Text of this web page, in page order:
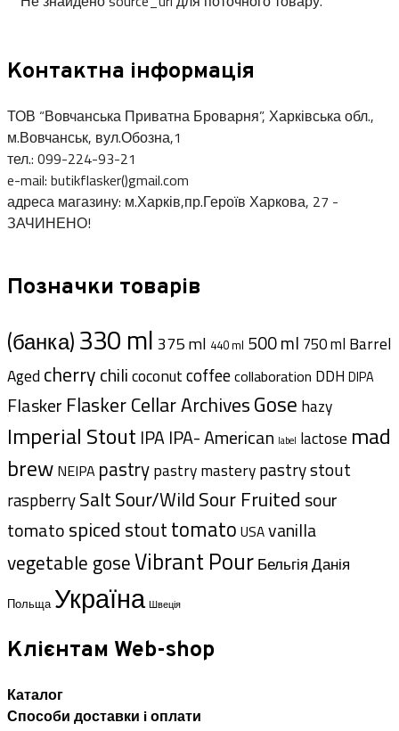
Контактна інформація
ТОВ “Вовчанська Приватна Броварня”, Харківська обл.,
м.Вовчанськ, вул.Обозна,1
тел.: 099-224-93-21
e-mail: butikflasker()gmail.com
адреса магазину: м.Харків,пр.Героїв Харкова, 27 -
ЗАЧИНЕНО!
Позначки товарів
(банка)330 ml 375 ml 440 ml 500 ml 750 ml Barrel
Aged cherrychilicoconutcoffeecollaboration DDH DIPA
Flasker Flasker Cellar ArchivesGose hazy
Imperial Stout IPA IPA- American label lactose mad
brew NEIPA pastrypastry masterypastry stout
raspberrySaltSour/WildSour Fruited sour
tomatospiced stouttomato USAvanilla
vegetable goseVibrant PourБельгіяДанія
Польща Україна Швеція
Клієнтам Web-shop
Каталог
Способи доставки i оплати